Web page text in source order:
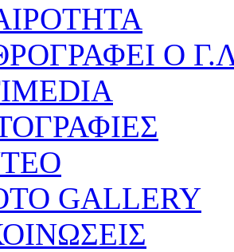
Ο
GALLERY